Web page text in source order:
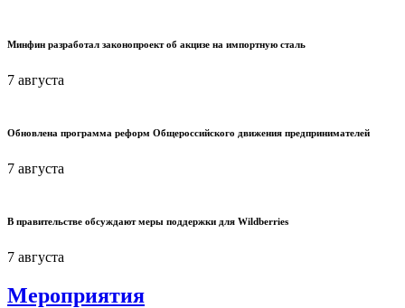
Минфин разработал законопроект об акцизе на импортную сталь
7 августа
Обновлена программа реформ Общероссийского движения предпринимателей
7 августа
В правительстве обсуждают меры поддержки для Wildberries
7 августа
Мероприятия